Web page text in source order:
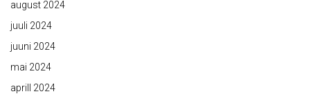
august 2024
juuli 2024
juuni 2024
mai 2024
aprill 2024